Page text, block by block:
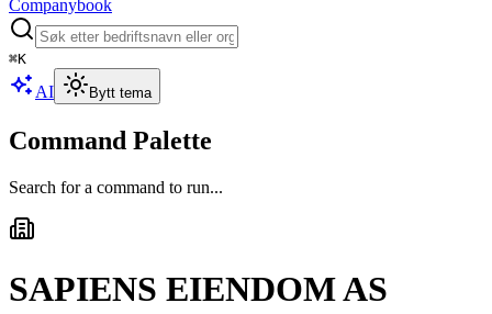
Companybook
⌘K
AI Bytt tema
Command Palette
Search for a command to run...
SAPIENS EIENDOM AS